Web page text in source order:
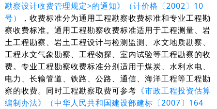
勘察设计收费管理规定>的通知》（计价格〔2002〕10
号）
，收费标准分为通用工程勘察收费标准和专业工程勘
察收费标准。通用工程勘察收费标准适用于工程测量、岩
土工程勘察、岩土工程设计与检测监测、水文地质勘察、
工程水文气象勘察、工程物探、室内试验等工程勘察的收
费。专业工程勘察收费标准分别适用于煤炭、水利水电、
电力、长输管道、铁路、公路、通信、海洋工程等工程勘
察的收费。同时工程勘察取费可参考 《市政工程投资估算
编制办法》（中华人民共和国建设部建标〔2007〕164